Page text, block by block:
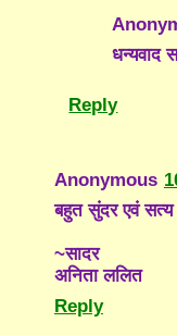
धन्यवाद
Reply
Anonymous
बहुत सुंदर एवं सत्य
~सादर
अनिता ललित
Reply